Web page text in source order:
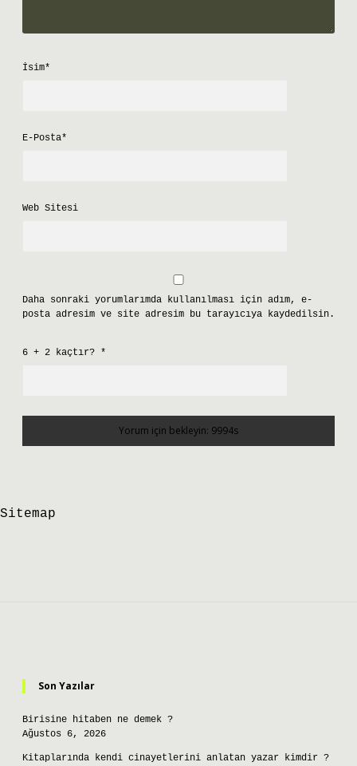
İsim*
E-Posta*
Web Sitesi
Daha sonraki yorumlarımda kullanılması için adım, e-
posta adresim ve site adresim bu tarayıcıya kaydedilsin.
6 + 2 kaçtır? *
Sitemap
Son Yazılar
Birisine hitaben ne demek ?
Ağustos 6, 2026
Kitaplarında kendi cinayetlerini anlatan yazar kimdir ?